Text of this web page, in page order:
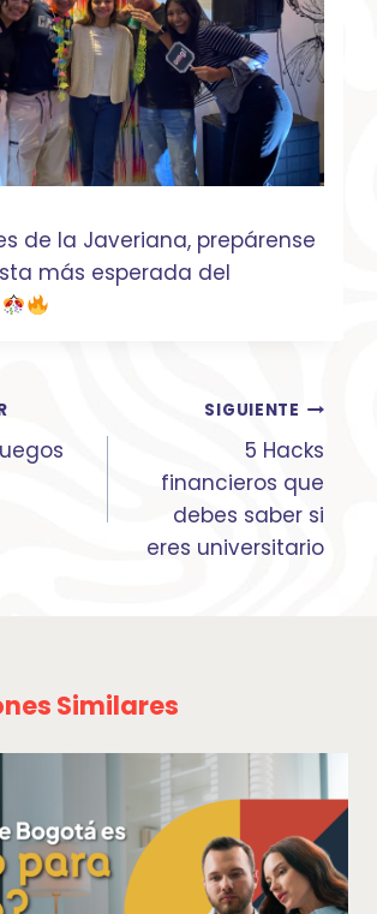
de la Javeriana, prepárense
más esperada del
SIGUIENTE
5 Hacks
financieros que
debes saber si
eres universitario
Similares